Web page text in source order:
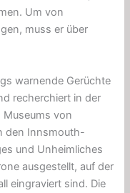
Um von
muss er über
warnende Gerüchte
recherchiert in der
Museums von
den Innsmouth-
und Unheimliches
ausgestellt, auf der
eingraviert sind. Die